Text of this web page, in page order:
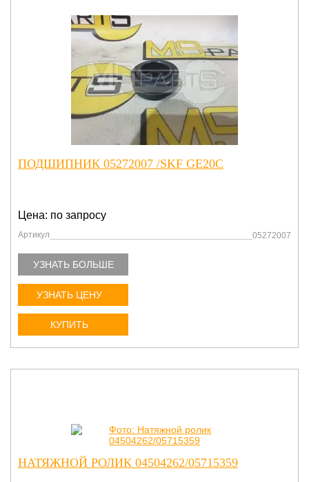
ПОДШИПНИК 05272007 /SKF GE20C
Цена: по запросу
Артикул 05272007
УЗНАТЬ БОЛЬШЕ
УЗНАТЬ ЦЕНУ
КУПИТЬ
НАТЯЖНОЙ РОЛИК 04504262/05715359